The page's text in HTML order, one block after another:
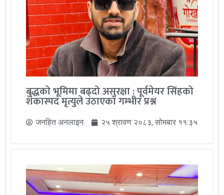
बुद्धको भूमिमा बढ्दो असुरक्षा : पूर्वमेयर सिंहको
शंकास्पद मृत्युले उठाएका गम्भीर प्रश्न
जनहित अनलाइन २५ श्रावण २०८३, सोमबार ११:३५